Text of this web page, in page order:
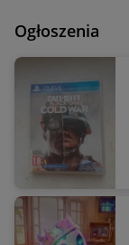
Ogłoszenia